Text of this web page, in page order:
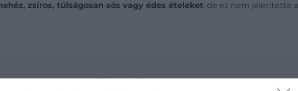
zsíros, túlságosan sós vagy édes ételeket, de ez nem jelentette
volt ez az egyéjszakás zabkása – recept!